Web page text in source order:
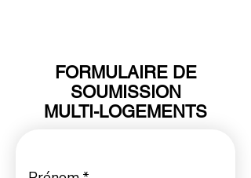
FORMULAIRE DE
SOUMISSION
MULTI-LOGEMENTS